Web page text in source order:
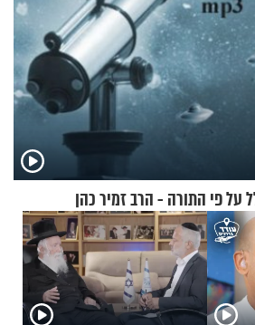
על פי התורה - הרב זמיר כהן